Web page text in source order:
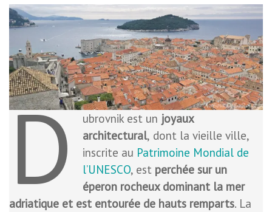
D ubrovnik est un joyaux
architectural, dont la vieille ville,
inscrite au Patrimoine Mondial de
l’UNESCO, est perchée sur un
éperon rocheux dominant la mer
adriatique et est entourée de hauts remparts. La